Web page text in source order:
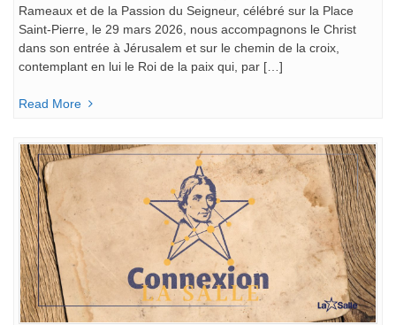
Rameaux et de la Passion du Seigneur, célébré sur la Place
Saint-Pierre, le 29 mars 2026, nous accompagnons le Christ
dans son entrée à Jérusalem et sur le chemin de la croix,
contemplant en lui le Roi de la paix qui, par […]
Read More